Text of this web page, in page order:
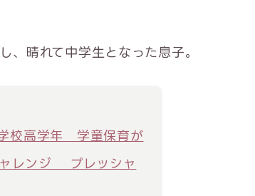
、晴れて中学生となった息子。
校高学年 学童保育が
ャレンジ プレッシャ